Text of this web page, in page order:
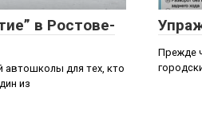
в Ростове-
для тех, кто
из
Прежде